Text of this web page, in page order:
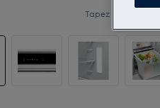
Tapez pour zoomer